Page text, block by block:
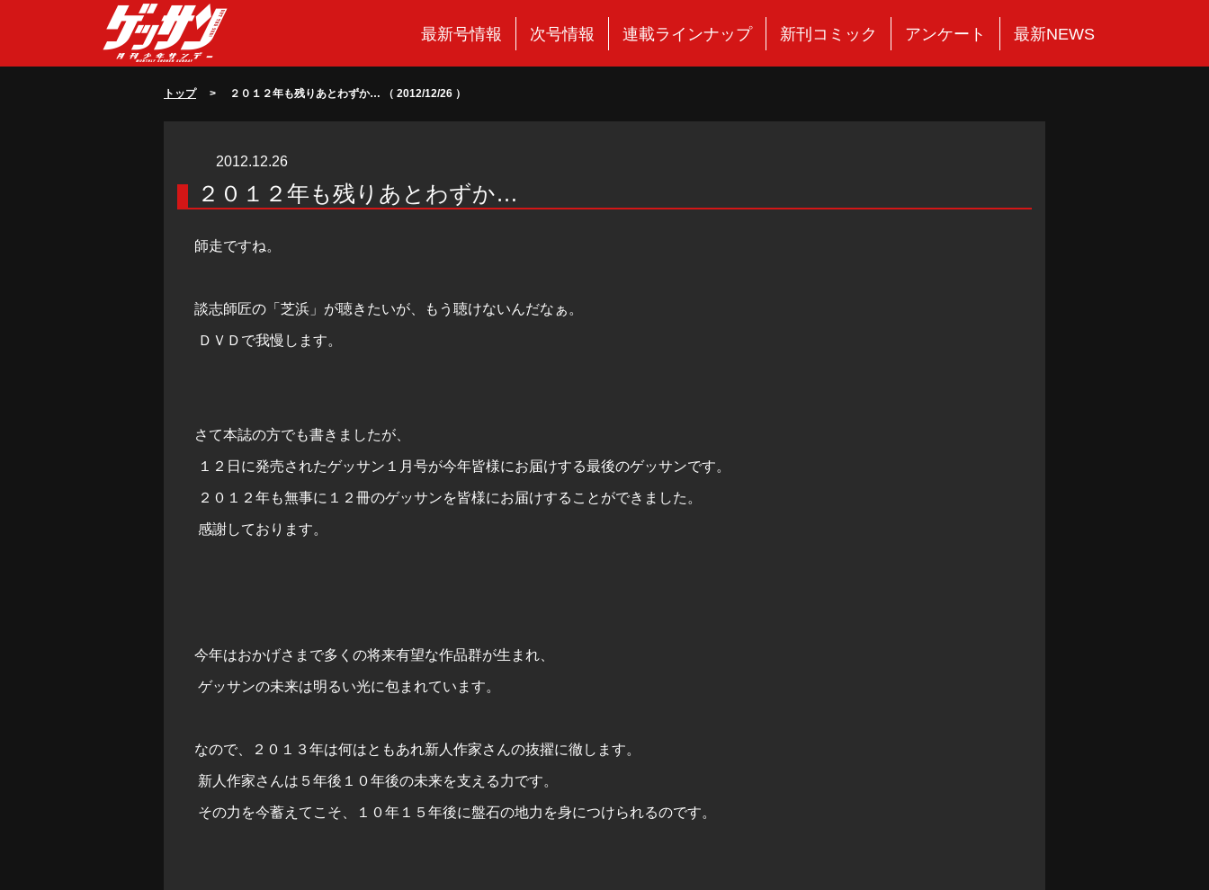
最新号情報 次号情報 連載ラインナップ 新刊コミック アンケート 最新NEWS
トップ> ２０１２年も残りあとわずか… （ 2012/12/26 ）
2012.12.26
２０１２年も残りあとわずか…
師走ですね。
談志師匠の「芝浜」が聴きたいが、もう聴けないんだなぁ。
ＤＶＤで我慢します。
さて本誌の方でも書きましたが、
１２日に発売されたゲッサン１月号が今年皆様にお届けする最後のゲッサンです。
２０１２年も無事に１２冊のゲッサンを皆様にお届けすることができました。
感謝しております。
今年はおかげさまで多くの将来有望な作品群が生まれ、
ゲッサンの未来は明るい光に包まれています。
なので、２０１３年は何はともあれ新人作家さんの抜擢に徹します。
新人作家さんは５年後１０年後の未来を支える力です。
その力を今蓄えてこそ、１０年１５年後に盤石の地力を身につけられるのです。